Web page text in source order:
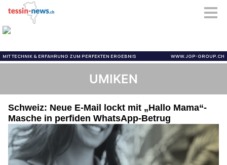
UMIKEN
Schweiz: Neue E-Mail lockt mit „Hallo Mama“-
Masche in perfiden WhatsApp-Betrug